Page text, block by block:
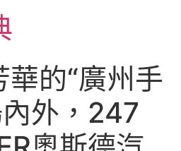
的“廣州手
外，247